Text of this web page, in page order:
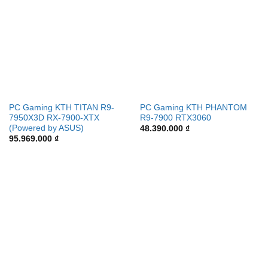
PC Gaming KTH TITAN R9-
7950X3D RX-7900-XTX
(Powered by ASUS)
95.969.000 ₫
PC Gaming KTH PHANTOM
R9-7900 RTX3060
48.390.000 ₫